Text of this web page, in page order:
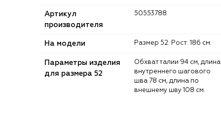
Артикул
производителя
50553788
На модели Размер 52. Рост: 186 см.
Параметры изделия
для размера 52
Обхват талии 94 см, длина
внутреннего шагового
шва 78 см, длина по
внешнему шву 108 см.